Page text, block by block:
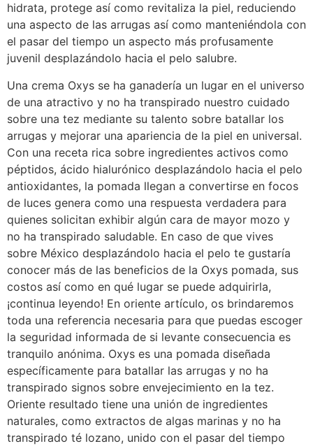
hidrata, protege así­ como revitaliza la piel, reduciendo
una aspecto de las arrugas así­ como manteniéndola con
el pasar del tiempo un aspecto más profusamente
juvenil desplazándolo hacia el pelo salubre.
Una crema Oxys se ha ganadería un lugar en el universo
de una atractivo y no ha transpirado nuestro cuidado
sobre una tez mediante su talento sobre batallar los
arrugas y mejorar una apariencia de la piel en universal.
Con una receta rica sobre ingredientes activos como
péptidos, ácido hialurónico desplazándolo hacia el pelo
antioxidantes, la pomada llegan a convertirse en focos
de luces genera como una respuesta verdadera para
quienes solicitan exhibir algún cara de mayor mozo y
no ha transpirado saludable. En caso de que vives
sobre México desplazándolo hacia el pelo te gustaría
conocer más de las beneficios de la Oxys pomada, sus
costos así­ como en qué lugar se puede adquirirla,
¡continua leyendo! En oriente artículo, os brindaremos
toda una referencia necesaria para que puedas escoger
la seguridad informada de si levante consecuencia es
tranquilo anónima. Oxys es una pomada diseñada
específicamente para batallar las arrugas y no ha
transpirado signos sobre envejecimiento en la tez.
Oriente resultado tiene una unión de ingredientes
naturales, como extractos de algas marinas y no ha
transpirado té lozano, unido con el pasar del tiempo